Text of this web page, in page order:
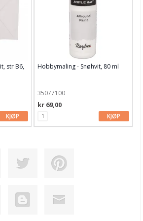
hos HOBBYKUNST
str B6,
KJØP
Hobbymaling - Snøhvit, 80 ml
35077100
kr 69,00
KJØP